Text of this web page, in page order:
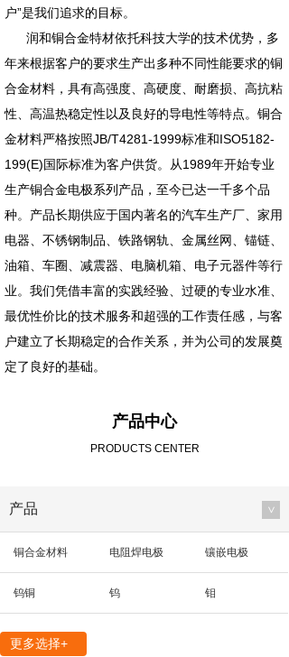
户”是我们追求的目标。
润和铜合金特材依托科技大学的技术优势，多
年来根据客户的要求生产出多种不同性能要求的铜
合金材料，具有高强度、高硬度、耐磨损、高抗粘
性、高温热稳定性以及良好的导电性等特点。铜合
金材料严格按照JB/T4281-1999标准和ISO5182-
199(E)国际标准为客户供货。从1989年开始专业
生产铜合金电极系列产品，至今已达一千多个品
种。产品长期供应于国内著名的汽车生产厂、家用
电器、不锈钢制品、铁路钢轨、金属丝网、锚链、
油箱、车圈、减震器、电脑机箱、电子元器件等行
业。我们凭借丰富的实践经验、过硬的专业水准、
最优性价比的技术服务和超强的工作责任感，与客
户建立了长期稳定的合作关系，并为公司的发展奠
定了良好的基础。
产品中心
PRODUCTS CENTER
产品 >
铜合金材料 电阻焊电极 镶嵌电极
钨铜 钨 钼
精密机械部件
更多选择+